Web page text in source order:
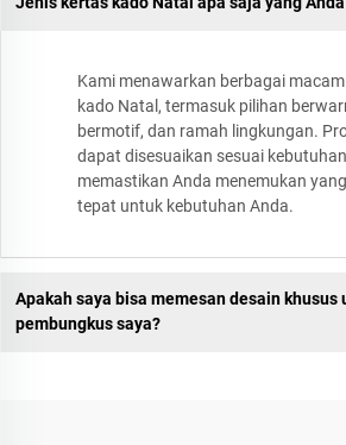
Kami menawarkan berbagai
kado Natal, termasuk pilihan
bermotif, dan ramah lingkungan.
dapat disesuaikan sesuai
memastikan Anda menemukan
tepat untuk kebutuhan Anda.
Apakah saya bisa memesan desain khusus
pembungkus saya?